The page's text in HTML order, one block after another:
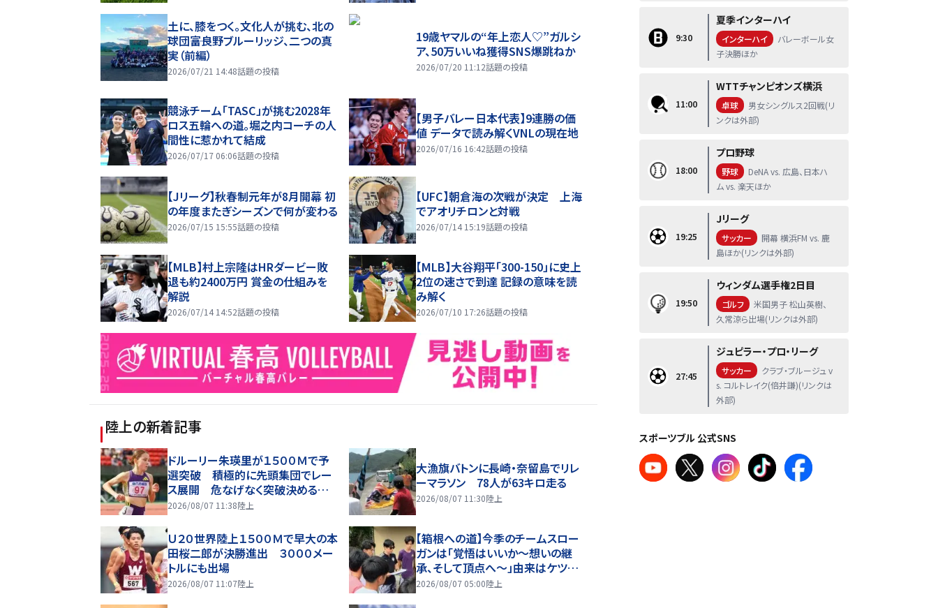
土に、膝をつく。文化人が挑む、北の
球団――富良野ブルーリッジ、二つの真
実（前編）
2026/07/21 14:48話題の投稿
19歳ヤマルの“年上恋人♡”ガルシ
ア、50万いいね獲得SNS爆跳ねか
2026/07/20 11:12話題の投稿
競泳チーム「TASC」が挑む2028年
ロス五輪への道。堀之内コーチの人
間性に惹かれて結成
2026/07/17 06:06話題の投稿
【男子バレー日本代表】9連勝の価
値 データで読み解くVNLの現在地
2026/07/16 16:42話題の投稿
【Jリーグ】秋春制元年が8月開幕 初
の年度またぎシーズンで何が変わる
2026/07/15 15:55話題の投稿
【UFC】朝倉海の次戦が決定 上海
でアオリチロンと対戦
2026/07/14 15:19話題の投稿
【MLB】村上宗隆はHRダービー敗
退も約2400万円 賞金の仕組みを
解説
2026/07/14 14:52話題の投稿
【MLB】大谷翔平「300-150」に史上
2位の速さで到達 記録の意味を読
み解く
2026/07/10 17:26話題の投稿
陸上の新着記事
ドルーリー朱瑛里が１５００Ｍで予
選突破 積極的に先頭集団でレー
ス展開 危なげなく突破決める…
Ｕ２０世界選手権
2026/08/07 11:38陸上
大漁旗バトンに長崎・奈留島でリレ
ーマラソン 78人が63キロ走る
2026/08/07 11:30陸上
Ｕ２０世界陸上１５００Ｍで早大の本
田桜二郎が決勝進出 ３０００メー
トルにも出場
2026/08/07 11:07陸上
【箱根への道】今季のチームスロー
ガンは「覚悟はいいか～想いの継
承、そして頂点へ～」由来はケツメ
イシの名曲 野中主将と３人の副
2026/08/07 05:00陸上
9:30
夏季インターハイ
インターハイ
バレーボール女
子決勝ほか
11:00
WTTチャンピオンズ横浜
卓球
男女シングルス2回戦(リ
ンクは外部)
18:00
プロ野球
野球
DeNA vs. 広島、日本ハ
ム vs. 楽天ほか
19:25
Jリーグ
サッカー
開幕 横浜FM vs. 鹿
島ほか(リンクは外部)
19:50
ウィンダム選手権2日目
ゴルフ
米国男子 松山英樹、
久常涼ら出場(リンクは外部)
27:45
ジュピラー・プロ・リーグ
サッカー
クラブ・ブルージュ v
s. コルトレイク(倍井謙)(リンクは
外部)
スポーツブル 公式SNS